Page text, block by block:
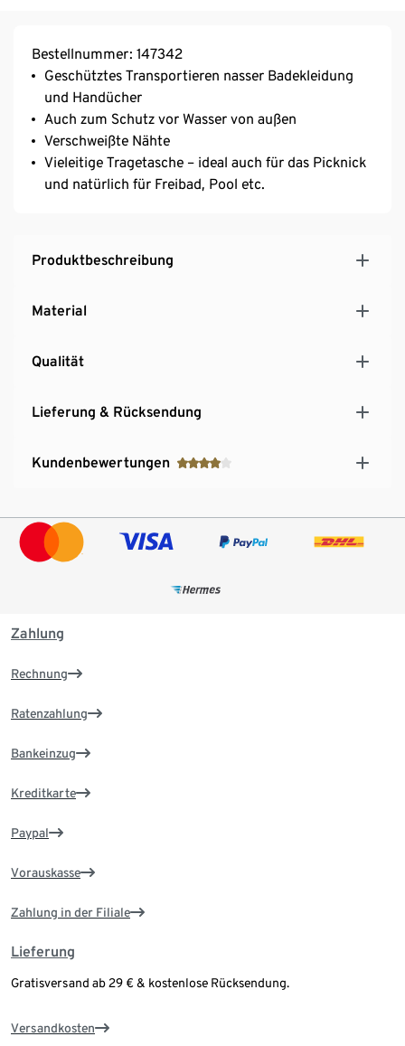
Bestellnummer: 147342
Geschütztes Transportieren nasser Badekleidung
und Handücher
Auch zum Schutz vor Wasser von außen
Verschweißte Nähte
Vieleitige Tragetasche – ideal auch für das Picknick
und natürlich für Freibad, Pool etc.
Produktbeschreibung
Material
Qualität
Lieferung & Rücksendung
Kundenbewertungen
Zahlung
Rechnung
Ratenzahlung
Bankeinzug
Kreditkarte
Paypal
Vorauskasse
Zahlung in der Filiale
Lieferung
Gratisversand ab 29 € & kostenlose Rücksendung.
Versandkosten